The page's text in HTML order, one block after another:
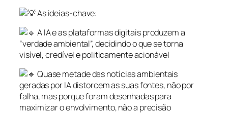
As ideias-chave:
A IA e as plataformas digitais produzem a
“verdade ambiental”, decidindo o que se torna
visível, credível e politicamente acionável
Quase metade das notícias ambientais
geradas por IA distorcem as suas fontes, não por
falha, mas porque foram desenhadas para
maximizar o envolvimento, não a precisão